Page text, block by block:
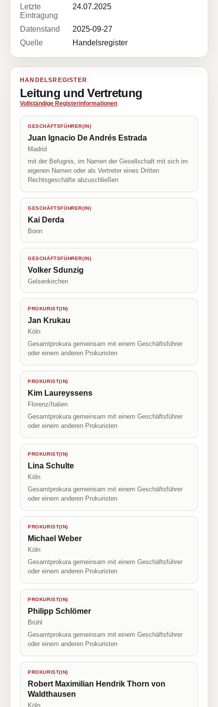
Letzte
Eintragung
24.07.2025
Datenstand
2025-09-27
Quelle
Handelsregister
HANDELSREGISTER
Leitung und Vertretung
Vollständige Registerinformationen
GESCHÄFTSFÜHRER(IN)
Juan Ignacio De Andrés Estrada
Madrid
mit der Befugnis, im Namen der Gesellschaft mit sich im
eigenen Namen oder als Vertreter eines Dritten
Rechtsgeschäfte abzuschließen
GESCHÄFTSFÜHRER(IN)
Kai Derda
Bonn
GESCHÄFTSFÜHRER(IN)
Volker Sdunzig
Gelsenkirchen
PROKURIST(IN)
Jan Krukau
Köln
Gesamtprokura gemeinsam mit einem Geschäftsführer
oder einem anderen Prokuristen
PROKURIST(IN)
Kim Laureyssens
Florenz/Italien
Gesamtprokura gemeinsam mit einem Geschäftsführer
oder einem anderen Prokuristen
PROKURIST(IN)
Lina Schulte
Köln
Gesamtprokura gemeinsam mit einem Geschäftsführer
oder einem anderen Prokuristen
PROKURIST(IN)
Michael Weber
Köln
Gesamtprokura gemeinsam mit einem Geschäftsführer
oder einem anderen Prokuristen
PROKURIST(IN)
Philipp Schlömer
Brühl
Gesamtprokura gemeinsam mit einem Geschäftsführer
oder einem anderen Prokuristen
PROKURIST(IN)
Robert Maximilian Hendrik Thorn von
Waldthausen
Köln